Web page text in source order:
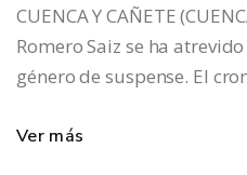
CUENCA Y CAÑETE
Romero Saiz se ha
género de suspense. El
Ver más